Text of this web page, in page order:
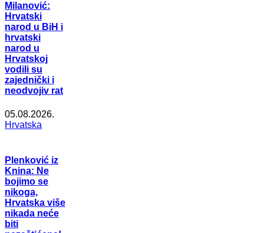
Milanović:
Hrvatski
narod u BiH i
hrvatski
narod u
Hrvatskoj
vodili su
zajednički i
neodvojiv rat
05.08.2026.
Hrvatska
Plenković iz
Knina: Ne
bojimo se
nikoga,
Hrvatska više
nikada neće
biti